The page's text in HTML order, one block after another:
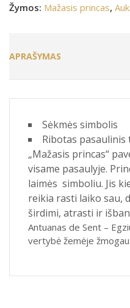
Žymos: Mažasis princas,
APRAŠYMAS
Sėkmės simbolis
Ribotas
„Mažasis princas“
visame pasaulyje.
laimės simboliu. Jis
reikia rasti laiko sau,
širdimi, atrasti ir
Antuanas de Sent –
vertybė žemėje